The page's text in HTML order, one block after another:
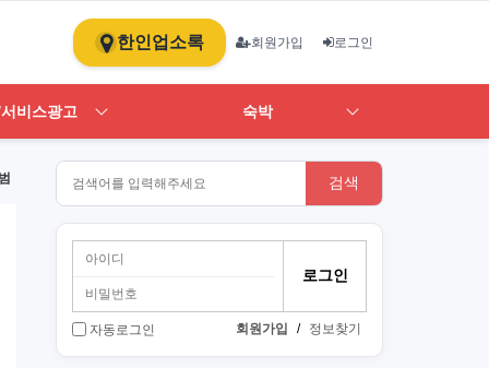
한인업소록 회원가입 로그인
비스광고 숙박
검색
자동로그인 회원가입 / 정보찾기